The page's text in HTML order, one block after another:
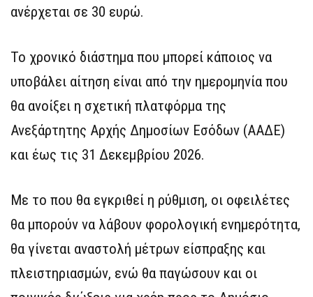
ανέρχεται σε 30 ευρώ.
Το χρονικό διάστημα που μπορεί κάποιος να
υποβάλει αίτηση είναι από την ημερομηνία που
θα ανοίξει η σχετική πλατφόρμα της
Ανεξάρτητης Αρχής Δημοσίων Εσόδων (ΑΑΔΕ)
και έως τις 31 Δεκεμβρίου 2026.
Με το που θα εγκριθεί η ρύθμιση, οι οφειλέτες
θα μπορούν να λάβουν φορολογική ενημερότητα,
θα γίνεται αναστολή μέτρων είσπραξης και
πλειστηριασμών, ενώ θα παγώσουν και οι